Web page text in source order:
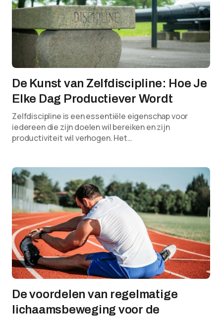
De Kunst van Zelfdiscipline: Hoe Je
Elke Dag Productiever Wordt
Zelfdiscipline is een essentiële eigenschap voor
iedereen die zijn doelen wil bereiken en zijn
productiviteit wil verhogen. Het…
De voordelen van regelmatige
lichaamsbeweging voor de